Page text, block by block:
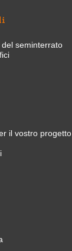
seminterrato
il vostro progetto